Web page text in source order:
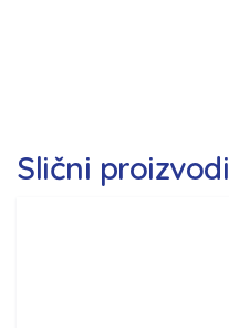
Slični proizvodi